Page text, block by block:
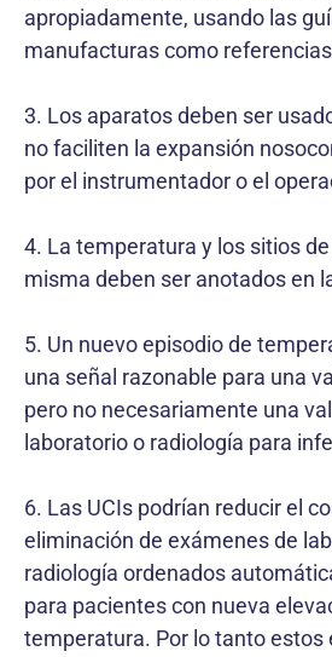
apropiadamente, usando las
manufacturas como
3. Los aparatos deben ser
no faciliten la expansión
por el instrumentador o el
4. La temperatura y los sitios
misma deben ser anotados en
5. Un nuevo episodio de
una señal razonable para una
pero no necesariamente una
laboratorio o radiología para
6. Las UCIs podrían reducir el
eliminación de exámenes de
radiología ordenados
para pacientes con nueva
temperatura. Por lo tanto estos